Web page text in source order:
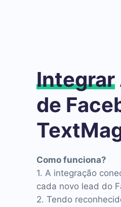
Integrar
de
Como funciona?
1. A integração
cada novo lead do
2. Tendo